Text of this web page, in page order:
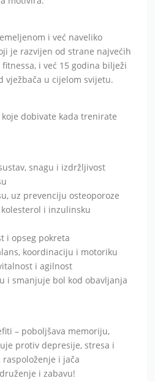
i već naveliko
je razvijen od strane najvećih
i već 15 godina bilježi
vježbača u cijelom svijetu.
dobivate kada trenirate
snagu i izdržljivost
uz prevenciju osteoporoze
i inzulinsku
i opseg pokreta
koordinaciju i motoriku
i agilnost
i smanjuje bol kod obavljanja
– poboljšava memoriju,
protiv depresije, stresa i
i jača
i zabavu!